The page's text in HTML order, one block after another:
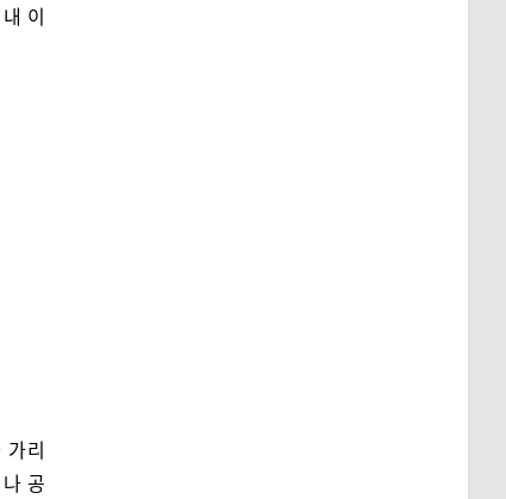
이
리
공